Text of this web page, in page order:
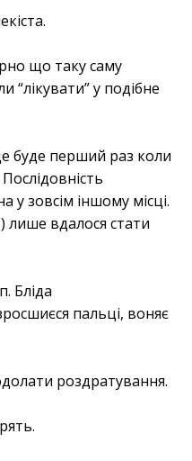
що таку саму
“лікувати” у подібне
буде перший раз коли
у зовсім іншому місці.
лише вдалося стати
Бліда
пальці, воняє
роздратування.